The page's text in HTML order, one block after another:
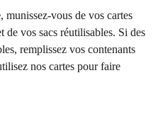
, munissez-vous de vos cartes
de vos sacs réutilisables. Si des
remplissez vos contenants
nos cartes pour faire